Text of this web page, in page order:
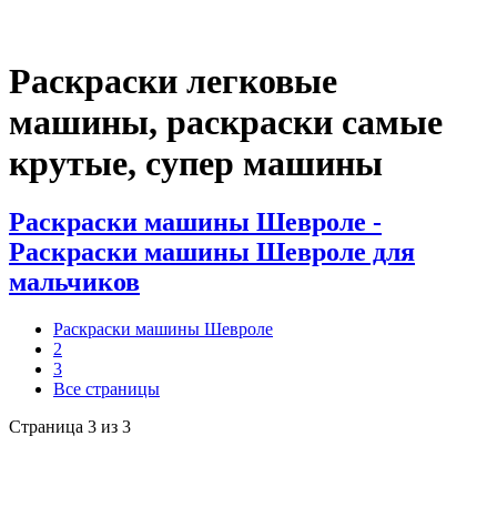
Раскраски легковые
машины, раскраски самые
крутые, супер машины
Раскраски машины Шевроле -
Раскраски машины Шевроле для
мальчиков
Раскраски машины Шевроле
2
3
Все страницы
Страница 3 из 3